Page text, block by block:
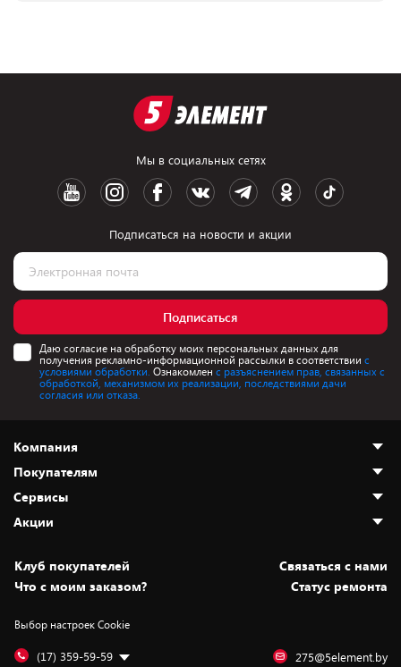
Мы в социальных сетях
Подписаться на новости и акции
Подписаться
Даю согласие на обработку моих персональных данных для
получения рекламно-информационной рассылки в соответствии с
условиями обработки. Ознакомлен с разъяснением прав, связанных с
обработкой, механизмом их реализации, последствиями дачи
согласия или отказа.
Компания
О нас
Адреса магазинов
Новости
Статьи и обзоры
Вакансии
Дай пять добру!
Покупателям
Как сделать заказ
Оплата и доставка
Безналичный расчёт
Обмен и возврат товара
Обработка персональных данных
Подарочные карты
Сервисы
Установка техники
Для игровых консолей
Для мобильных устройств
Для компьютеров
Акции
Скидки и промокоды
Белорусские товары
Бонусы
Оплата частями
Клуб покупателей
Cвязаться с нами
Что с моим заказом?
Статус ремонта
Выбор настроек Cookie
(17) 359-59-59 275@5element.by